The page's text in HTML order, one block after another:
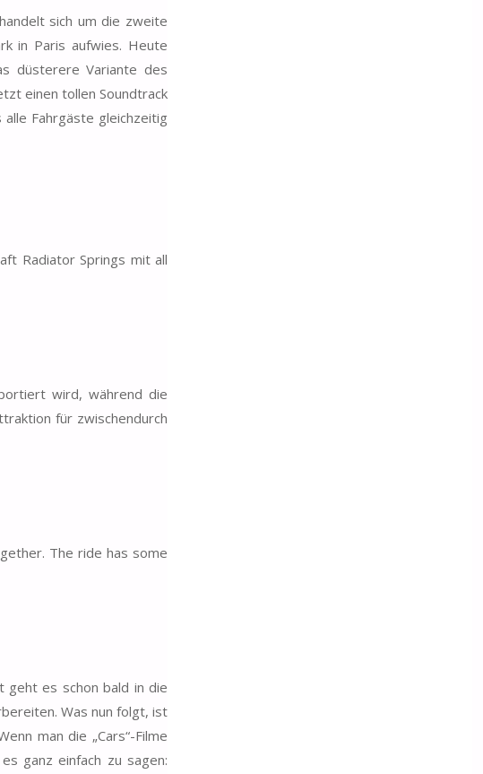
sich um die zweite
in Paris aufwies. Heute
düsterere Variante des
einen tollen Soundtrack
Fahrgäste gleichzeitig
Radiator Springs mit all
wird, während die
für zwischendurch
The ride has some
geht es schon bald in die
Was nun folgt, ist
man die „Cars“-Filme
ganz einfach zu sagen: